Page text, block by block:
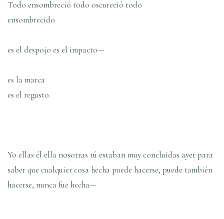
Todo ensombreció todo oscureció todo
ensombrecido
es el despojo es el impacto—
es la marca
es el regusto.
Yo ellas él ella nosotras tú estaban muy concluidas ayer para
saber que cualquier cosa hecha puede hacerse, puede también
hacerse, nunca fue hecha—